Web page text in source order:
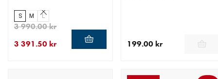
S M L
3 391.50 kr
3 990.00 kr
199.00 kr